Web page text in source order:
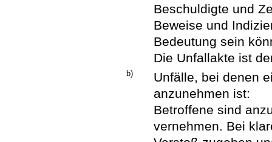
Beschuldigte und
Beweise und
Bedeutung sein
Die Unfallakte ist
b)
Unfälle, bei denen
anzunehmen ist:
Betroffene sind
vernehmen. Bei